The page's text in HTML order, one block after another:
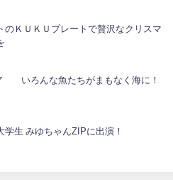
のＫＵＫＵプレートで贅沢なクリスマ
いろんな魚たちがまもなく海に！
学生 みゆちゃんZIPに出演！